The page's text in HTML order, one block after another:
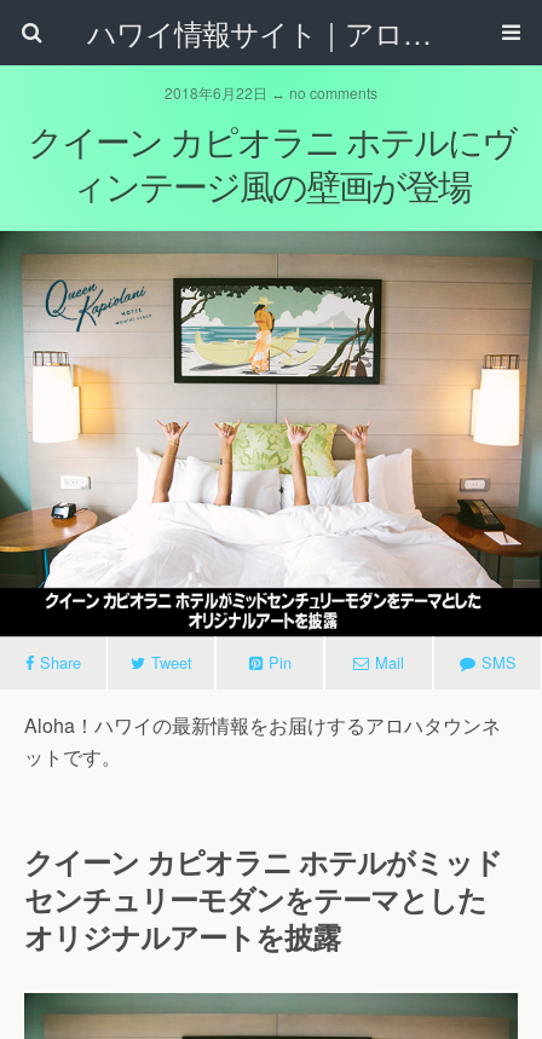
ハワイ情報サイト｜アロハタウンネット
2018年6月22日 ↔ no comments
クイーン カピオラニ ホテルにヴ
ィンテージ風の壁画が登場
Share Tweet Pin Mail SMS
Aloha！ハワイの最新情報をお届けするアロハタウンネ
ットです。
クイーン カピオラニ ホテルがミッド
センチュリーモダンをテーマとした
オリジナルアートを披露